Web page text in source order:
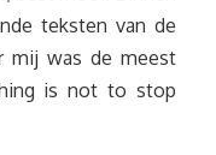
teksten van de
mij was de meest
is not to stop